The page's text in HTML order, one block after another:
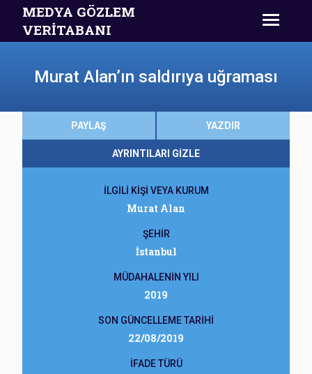
MEDYA GÖZLEM
VERİTABANI
Murat Alan’ın saldırıya uğraması
PAYLAŞ YAZDIR
AYRINTILARI GİZLE
İLGİLİ KİŞİ VEYA KURUM
Murat Alan
ŞEHİR
İstanbul
MÜDAHALENİN YILI
2019
SON GÜNCELLEME TARİHİ
22/08/2019
İFADE TÜRÜ